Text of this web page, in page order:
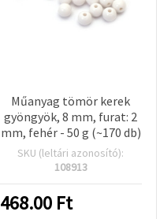
Műanyag tömör kerek
gyöngyök, 8 mm, furat: 2
mm, fehér - 50 g (~170 db)
SKU (leltári azonosító):
108913
468.00 Ft